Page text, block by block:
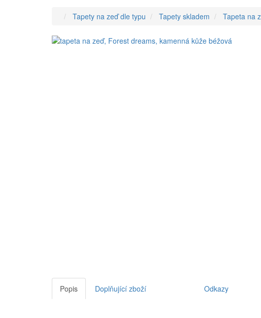
Tapety na zeď dle typu Tapety skladem Tapeta na
Popis Doplňující zboží Odkazy